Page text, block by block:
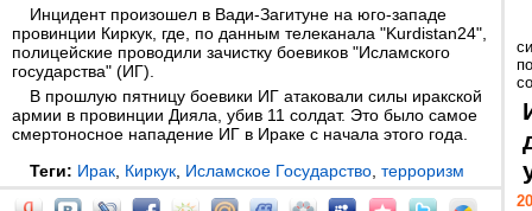
Инцидент произошел в Вади-Загитуне на юго-западе
провинции Киркук, где, по данным телеканала "Kurdistan24",
полицейские проводили зачистку боевиков "Исламского
государства" (ИГ).
В прошлую пятницу боевики ИГ атаковали силы иракской
армии в провинции Дияла, убив 11 солдат. Это было самое
смертоносное нападение ИГ в Ираке с начала этого года.
Теги: Ирак Киркук Исламское Государство терроризм